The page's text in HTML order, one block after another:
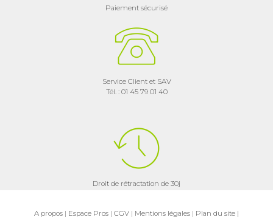
Paiement sécurisé
Service Client et SAV
Tél. : 01 45 79 01 40
Droit de rétractation de 30j
A propos | Espace Pros | CGV | Mentions légales | Plan du site |